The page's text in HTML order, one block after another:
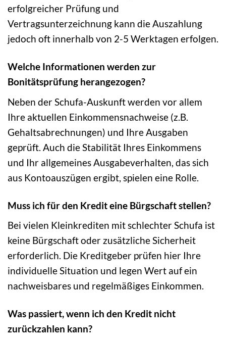
erfolgreicher Prüfung und
Vertragsunterzeichnung kann die Auszahlung
jedoch oft innerhalb von 2-5 Werktagen erfolgen.
Welche Informationen werden zur
Bonitätsprüfung herangezogen?
Neben der Schufa-Auskunft werden vor allem
Ihre aktuellen Einkommensnachweise (z.B.
Gehaltsabrechnungen) und Ihre Ausgaben
geprüft. Auch die Stabilität Ihres Einkommens
und Ihr allgemeines Ausgabeverhalten, das sich
aus Kontoauszügen ergibt, spielen eine Rolle.
Muss ich für den Kredit eine Bürgschaft stellen?
Bei vielen Kleinkrediten mit schlechter Schufa ist
keine Bürgschaft oder zusätzliche Sicherheit
erforderlich. Die Kreditgeber prüfen hier Ihre
individuelle Situation und legen Wert auf ein
nachweisbares und regelmäßiges Einkommen.
Was passiert, wenn ich den Kredit nicht
zurückzahlen kann?